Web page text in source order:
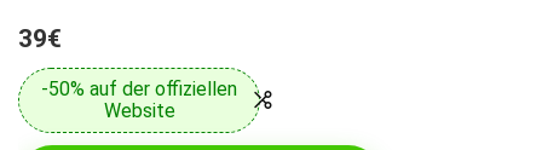
39€
-50% auf der offiziellen
Website